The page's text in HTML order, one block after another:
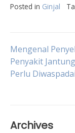
Posted in Ginjal
Post
Mengenal
Penyakit
Perlu Diwaspadai
Archives